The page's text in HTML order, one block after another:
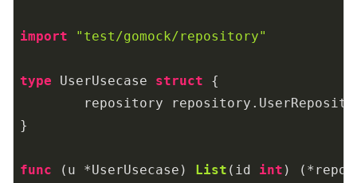
import "test/gomock/repository"
type UserUsecase struct {
}
func (u *UserUsecase) List (id int )